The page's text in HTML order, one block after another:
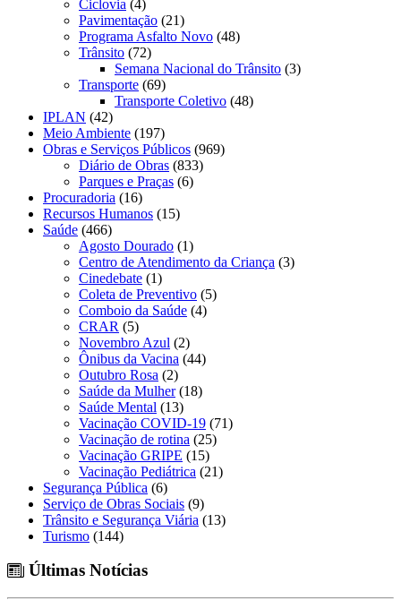
Ciclovia (4)
Pavimentação (21)
Programa Asfalto Novo (48)
Trânsito (72)
Semana Nacional do Trânsito (3)
Transporte (69)
Transporte Coletivo (48)
IPLAN (42)
Meio Ambiente (197)
Obras e Serviços Públicos (969)
Diário de Obras (833)
Parques e Praças (6)
Procuradoria (16)
Recursos Humanos (15)
Saúde (466)
Agosto Dourado (1)
Centro de Atendimento da Criança (3)
Cinedebate (1)
Coleta de Preventivo (5)
Comboio da Saúde (4)
CRAR (5)
Novembro Azul (2)
Ônibus da Vacina (44)
Outubro Rosa (2)
Saúde da Mulher(18)
Saúde Mental (13)
Vacinação COVID-19 (71)
Vacinação de rotina (25)
Vacinação GRIPE (15)
Vacinação Pediátrica (21)
Segurança Pública (6)
Serviço de Obras Sociais (9)
Trânsito e Segurança Viária (13)
Turismo (144)
Últimas Notícias